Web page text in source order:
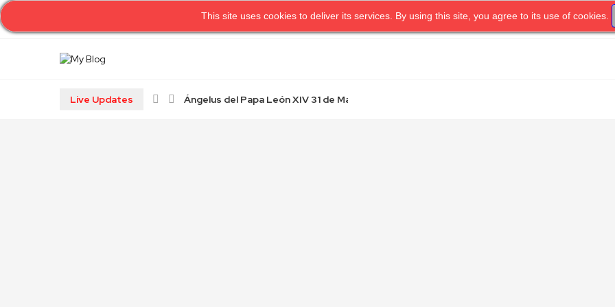
HOME UNIDAD.TV PRIVACY POLICY TERMS OF SERVICE
Live Updates Ángelus del Papa León XIV 31 de Mayo...
This site uses cookies to deliver its services. By using this site, you agree to its use of cookies.